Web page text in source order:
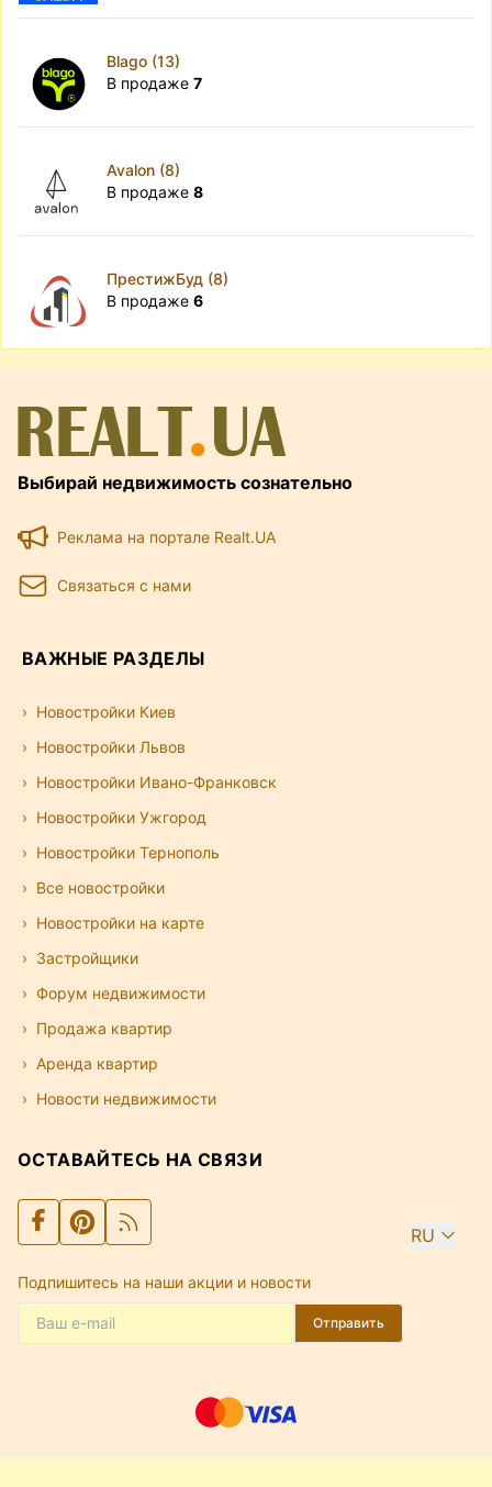
Blago (13)
В продаже 7
Avalon (8)
В продаже 8
ПрестижБуд (8)
В продаже 6
Выбирай недвижимость сознательно
Реклама на портале Realt.UA
Связаться с нами
ВАЖНЫЕ РАЗДЕЛЫ
Новостройки Киев
Новостройки Львов
Новостройки Ивано-Франковск
Новостройки Ужгород
Новостройки Тернополь
Все новостройки
Новостройки на карте
Застройщики
Форум недвижимости
Продажа квартир
Аренда квартир
Новости недвижимости
ОСТАВАЙТЕСЬ НА СВЯЗИ
RU
Подпишитесь на наши акции и новости
Отправить